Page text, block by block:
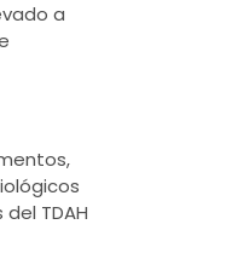
a
TDAH